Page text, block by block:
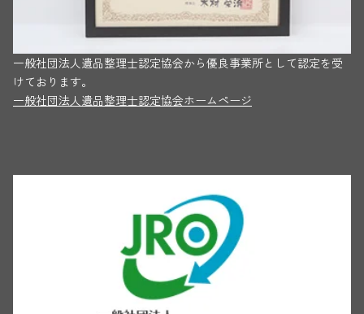
一般社団法人遺品整理士認定協会から優良事業所として認定を受
けております。
一般社団法人遺品整理士認定協会ホームページ